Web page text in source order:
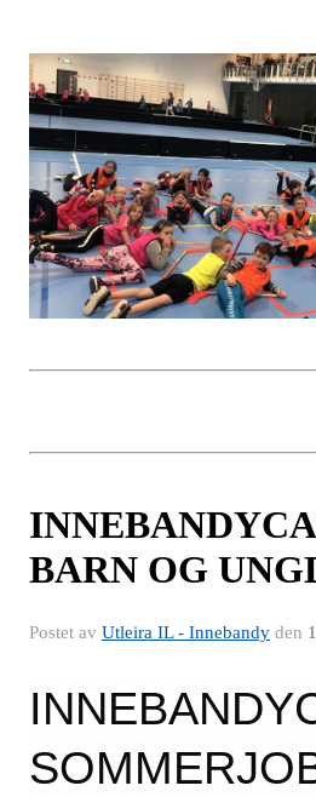
BARN OG
Postet av Utleira IL - Innebandy den